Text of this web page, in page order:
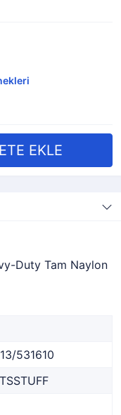
Duty Tam Naylon
531610